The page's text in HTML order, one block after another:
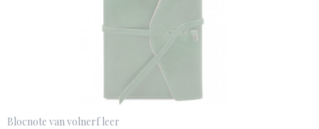
Blocnote van volnerf leer